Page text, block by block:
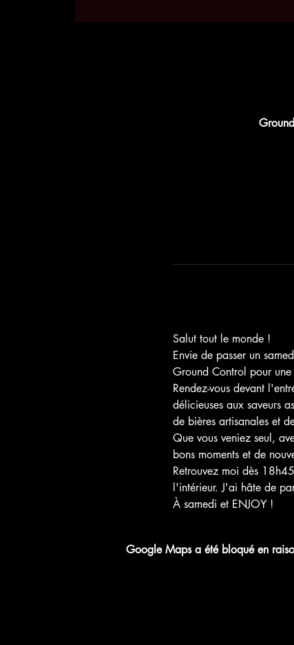
Salut tout le monde !
Envie de passer un
Ground Control pour une
Rendez-vous devant
délicieuses aux saveurs
de bières artisanales et
Que vous veniez seul,
bons moments et de
Retrouvez moi dès
l'intérieur. J'ai hâte de
À samedi et ENJOY !
Google Maps a été bloqué en